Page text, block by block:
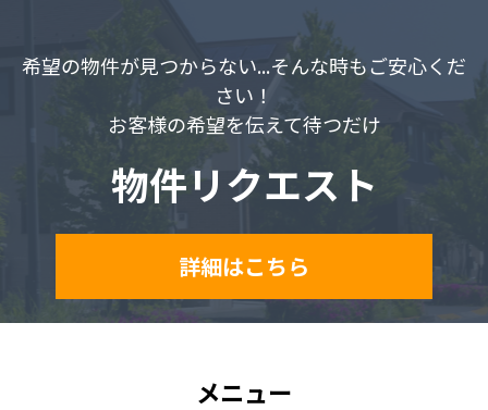
希望の物件が見つからない...そんな時もご安心くだ
さい！
お客様の希望を伝えて待つだけ
物件リクエスト
詳細はこちら
メニュー